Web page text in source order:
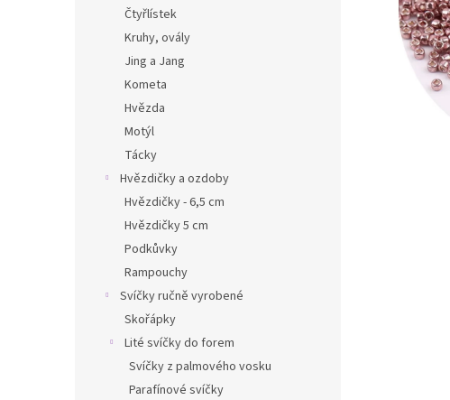
Čtyřlístek
Kruhy, ovály
Jing a Jang
Kometa
Hvězda
Motýl
Tácky
Hvězdičky a ozdoby
Hvězdičky - 6,5 cm
Hvězdičky 5 cm
Podkůvky
Rampouchy
Svíčky ručně vyrobené
Skořápky
Lité svíčky do forem
Svíčky z palmového vosku
Parafínové svíčky